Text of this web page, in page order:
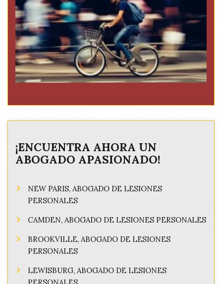
¡ENCUENTRA AHORA UN
ABOGADO APASIONADO!
NEW PARIS, ABOGADO DE LESIONES
PERSONALES
CAMDEN, ABOGADO DE LESIONES PERSONALES
BROOKVILLE, ABOGADO DE LESIONES
PERSONALES
LEWISBURG, ABOGADO DE LESIONES